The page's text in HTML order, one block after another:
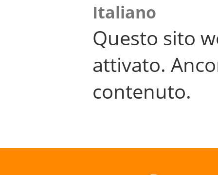
Italiano
Questo sito
attivato.
contenuto.